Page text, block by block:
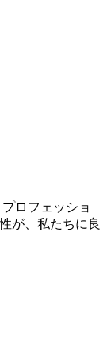
ロフェッショ
が、私たちに良